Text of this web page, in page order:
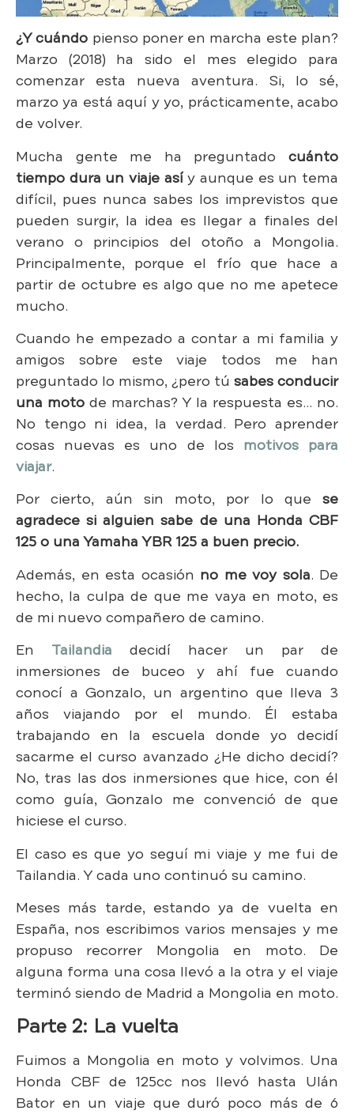
¿Y cuándo pienso poner en marcha este plan?
Marzo (2018) ha sido el mes elegido para
comenzar esta nueva aventura. Si, lo sé,
marzo ya está aquí y yo, prácticamente, acabo
de volver.
Mucha gente me ha preguntado cuánto
tiempo dura un viaje asíy aunque es un tema
difícil, pues nunca sabes los imprevistos que
pueden surgir, la idea es llegar a finales del
verano o principios del otoño a Mongolia.
Principalmente, porque el frío que hace a
partir de octubre es algo que no me apetece
mucho.
Cuando he empezado a contar a mi familia y
amigos sobre este viaje todos me han
preguntado lo mismo, ¿pero tú sabes conducir
una moto de marchas? Y la respuesta es… no.
No tengo ni idea, la verdad. Pero aprender
cosas nuevas es uno de los motivos para
viajar.
Por cierto, aún sin moto, por lo que se
agradece si alguien sabe de una Honda CBF
125 o una Yamaha YBR 125 a buen precio.
Además, en esta ocasión no me voy sola. De
hecho, la culpa de que me vaya en moto, es
de mi nuevo compañero de camino.
En Tailandia decidí hacer un par de
inmersiones de buceo y ahí fue cuando
conocí a Gonzalo, un argentino que lleva 3
años viajando por el mundo. Él estaba
trabajando en la escuela donde yo decidí
sacarme el curso avanzado ¿He dicho decidí?
No, tras las dos inmersiones que hice, con él
como guía, Gonzalo me convenció de que
hiciese el curso.
El caso es que yo seguí mi viaje y me fui de
Tailandia. Y cada uno continuó su camino.
Meses más tarde, estando ya de vuelta en
España, nos escribimos varios mensajes y me
propuso recorrer Mongolia en moto. De
alguna forma una cosa llevó a la otra y el viaje
terminó siendo de Madrid a Mongolia en moto.
Parte 2: La vuelta
Fuimos a Mongolia en moto y volvimos. Una
Honda CBF de 125cc nos llevó hasta Ulán
Bator en un viaje que duró poco más de 6